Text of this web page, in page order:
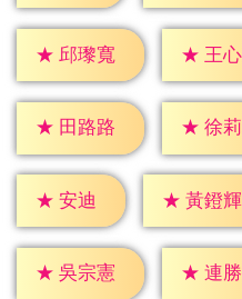
★ 邱瓈寬 ★ 王
★ 田路路 ★ 徐
★ 安迪 ★ 黃鐙輝
★ 吳宗憲 ★ 連